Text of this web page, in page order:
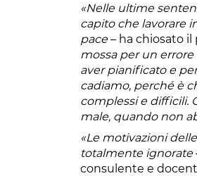
«Nelle ultime
capito che lavorare
pace– ha chiosato il
mossa per un
aver pianificato e
cadiamo, perché è
complessi e difficili.
male, quando non
«Le motivazioni
totalmente ignorate
consulente e